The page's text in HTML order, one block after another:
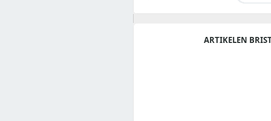
ARTIKELEN